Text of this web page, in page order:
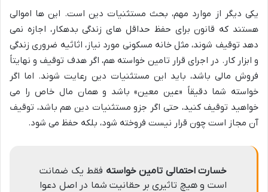
یکی دیگر از موارد مهم، بحث مستثنیات دین است. این ها اموالی
هستند که قانون برای حفظ حداقل های زندگی بدهکار، اجازه نمی
دهد توقیف شوند، مثل خانه مسکونی مورد نیاز، اثاثیه ضروری زندگی
و ابزار کار. در اجرای قرار تامین خواسته هم، اگر هدف توقیف و نهایتاً
فروش مالی باشد، باید این مستثنیات دین رعایت شوند. اما اگر
خواسته شما دقیقاً «عین معین» باشد و همان مال خاص را می
خواهید توقیف کنید، حتی اگر جزو مستثنیات دین هم باشد، توقیف
آن مجاز است چون قرار نیست فروخته شود، بلکه حفظ می شود.
خسارت احتمالی تامین خواسته فقط یک ضمانت
است و هیچ تاثیری بر حقانیت شما در اصل دعوا